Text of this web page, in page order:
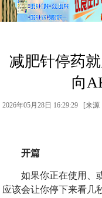
减肥针停药
向
2026年05月28日 16:29:29 [来
开篇
如果你正在使用、
应该会让你停下来看几